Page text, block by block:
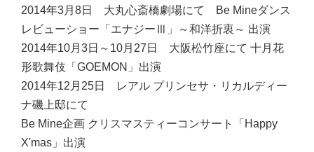
2014年3月8日 大丸心斎橋劇場にて Be Mineダンス
レビューショー「エナジーⅢ」～和洋折衷～ 出演
2014年10月3日～10月27日 大阪松竹座にて 十月花
形歌舞伎「GOEMON」出演
2014年12月25日 レアル プリンセサ・リカルディー
ナ磯上邸にて
Be Mine企画 クリスマスティーコンサート「Happy
X'mas」出演